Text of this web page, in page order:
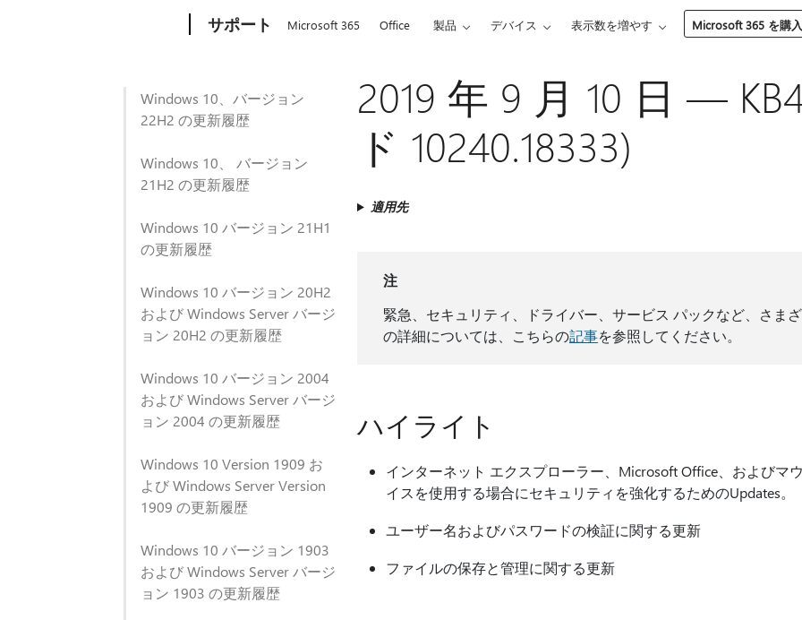
サポート Microsoft 365 Office 製品 デバイス 表示数を増やす Microsoft 365 を購
Windows 10、バージョン
22H2 の更新履歴
Windows 10、 バージョン
21H2 の更新履歴
Windows 10 バージョン 21H1
の更新履歴
Windows 10 バージョン 20H2
および Windows Server バージ
ョン 20H2 の更新履歴
Windows 10 バージョン 2004
および Windows Server バージ
ョン 2004 の更新履歴
Windows 10 Version 1909 お
よび Windows Server Version
1909 の更新履歴
Windows 10 バージョン 1903
および Windows Server バージ
ョン 1903 の更新履歴
2019 年 9 月 10 日 —
ド 10240.18333)
適用先
注
緊急、セキュリティ、ドライバー、サービス パックなど、さま
の詳細については、こちらの記事を参照してください。
ハイライト
インターネット エクスプローラー、Microsoft Office、およびマ
イスを使用する場合にセキュリティを強化するためのUpdates。
ユーザー名およびパスワードの検証に関する更新
ファイルの保存と管理に関する更新